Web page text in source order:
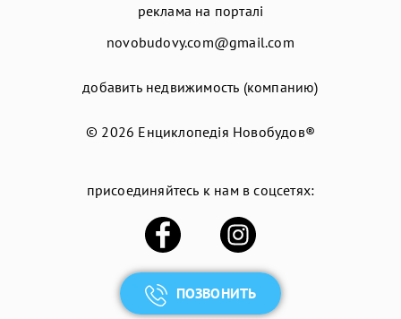
ПОЗВОНИТЬ
реклама на порталі
novobudovy.com@gmail.com
добавить недвижимость (компанию)
© 2026 Енциклопедія Новобудов®
присоединяйтесь к нам в соцсетях: